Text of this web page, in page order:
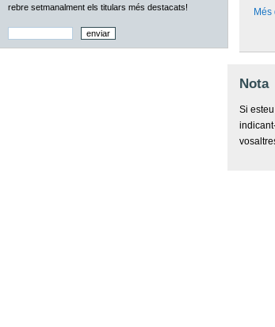
rebre setmanalment els titulars més destacats!
Més
Nota
Si